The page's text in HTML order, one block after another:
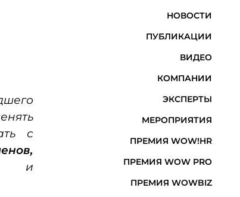
с
и
НОВОСТИ
ПУБЛИКАЦИИ
ВИДЕО
КОМПАНИИ
ЭКСПЕРТЫ
МЕРОПРИЯТИЯ
ПРЕМИЯ WOW!HR
ПРЕМИЯ WOW PRO
ПРЕМИЯ WOWBIZ